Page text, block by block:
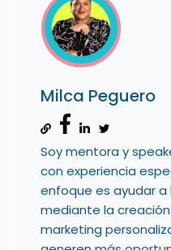
Milca Peguero
Soy mentora y
con experiencia
enfoque es ayudar
mediante la
marketing